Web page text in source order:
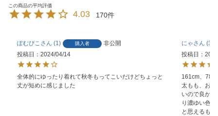
4.03 170
ぽむぴこ 1 購入者
非公開
投稿日
2024/04/14
全体的にゆったり着れて秋冬もってこいだけどちょっと
丈が短めに感じました
にゃ
34
投稿日
161cm、
太もも、お
いので良か
り濃ゆい色
と思えるも